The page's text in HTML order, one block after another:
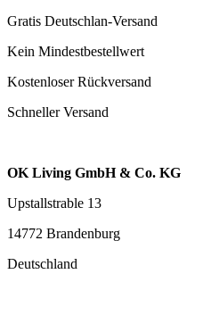
Gratis Deutschlan-Versand
Kein Mindestbestellwert
Kostenloser Rückversand
Schneller Versand
OK Living GmbH & Co. KG
Upstallstrable 13
14772 Brandenburg
Deutschland